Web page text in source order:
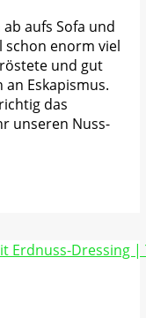
aufs Sofa und
schon enorm viel
und gut
an Eskapismus.
das
unseren Nuss-